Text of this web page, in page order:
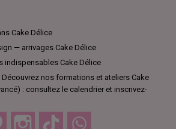
pouvez aussi opter pour le noir, le rouge
l'or.
qui convient au poids de votre gâteau.
une épaisseur de 4 millimètres tandis que
centimètre.
un cake board ?
Cake Délice ont une excellente tenue
Cake Délice
— arrivages Cake Délice
indispensables Cake Délice
Découvrez nos formations et ateliers Cake
: consultez le calendrier et inscrivez-
Pinterest Instagram TikTok